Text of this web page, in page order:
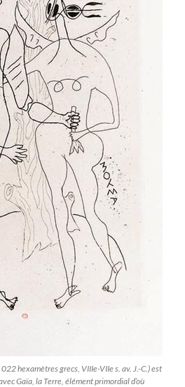
hexamètres grecs, VIIIe-VIIe s. av. J.-C.) est
Gaïa, la Terre, élément primordial d’où